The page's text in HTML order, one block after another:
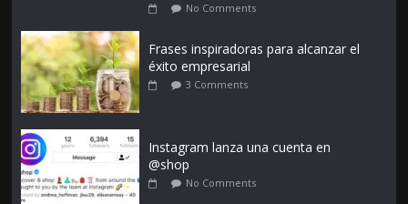
No Comments
Frases inspiradoras para alcanzar el
éxito empresarial
3 Comments
Instagram lanza una cuenta en
@shop
No Comments